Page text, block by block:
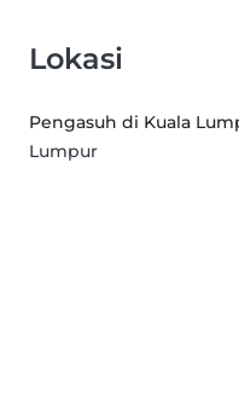
Lokasi
Pengasuh di Kuala
Lumpur